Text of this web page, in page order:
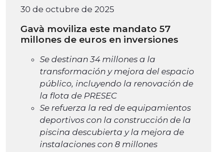
30 de octubre de 2025
Gavà moviliza este mandato 57
millones de euros en inversiones
Se destinan 34 millones a la
transformación y mejora del espacio
público, incluyendo la renovación de
la flota de PRESEC
Se refuerza la red de equipamientos
deportivos con la construcción de la
piscina descubierta y la mejora de
instalaciones con 8 millones